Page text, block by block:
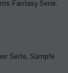
Fantasy Serie.
Seite, Sümpfe